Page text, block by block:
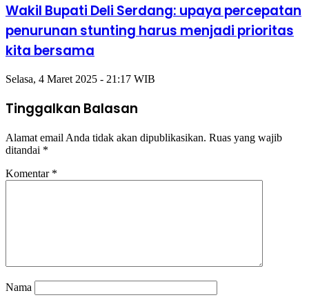
Wakil Bupati Deli Serdang: upaya percepatan
penurunan stunting harus menjadi prioritas
kita bersama
Selasa, 4 Maret 2025 - 21:17 WIB
Tinggalkan Balasan
Alamat email Anda tidak akan dipublikasikan. Ruas yang wajib
ditandai *
Komentar *
Nama